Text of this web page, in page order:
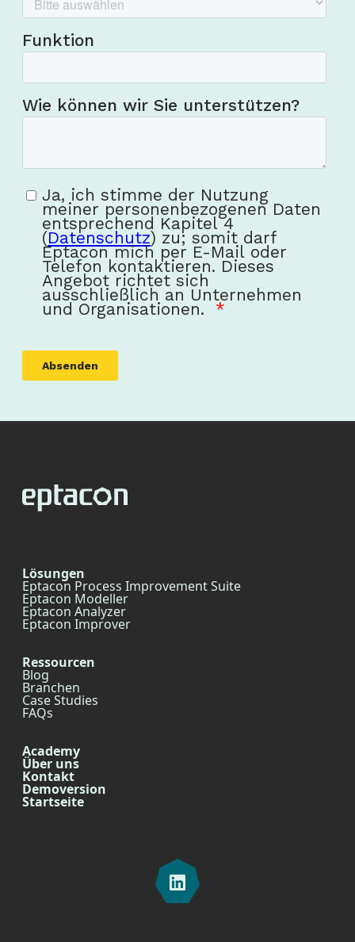
Lösungen
Eptacon Process Improvement Suite
Eptacon Modeller
Eptacon Analyzer
Eptacon Improver
Ressourcen
Blog
Branchen
Case Studies
FAQs
Academy
Über uns
Kontakt
Demoversion
Startseite